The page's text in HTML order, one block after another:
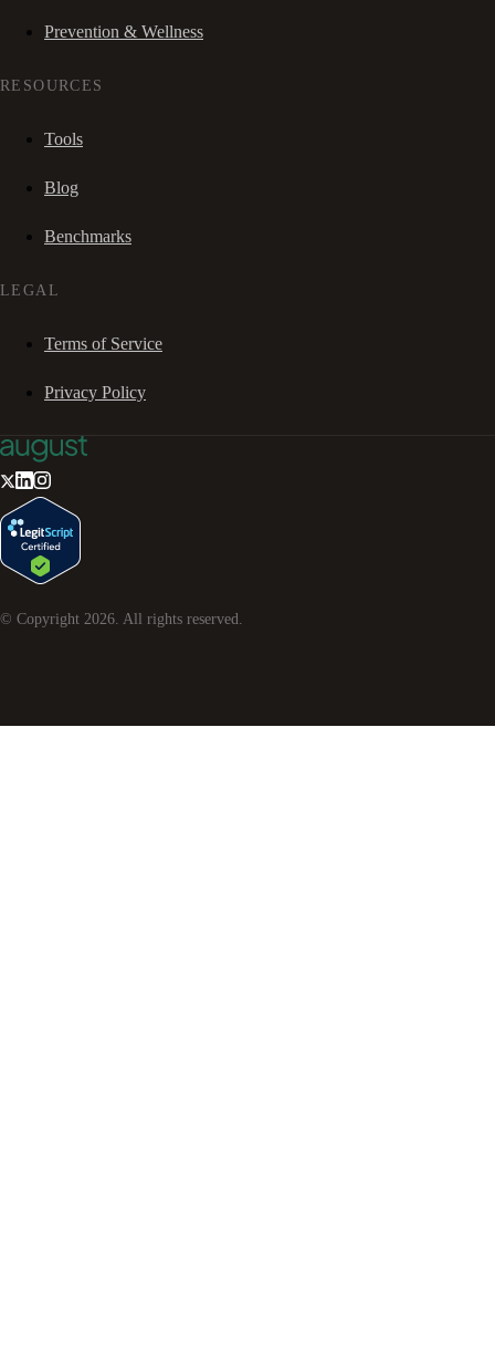
Prevention & Wellness
RESOURCES
Tools
Blog
Benchmarks
LEGAL
Terms of Service
Privacy Policy
© Copyright 2026. All rights reserved.